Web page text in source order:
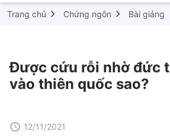
Trang chủ Chứng ngôn Bài giảng
Được cứu rỗi nhờ đức
vào thiên quốc sao?
12/11/2021